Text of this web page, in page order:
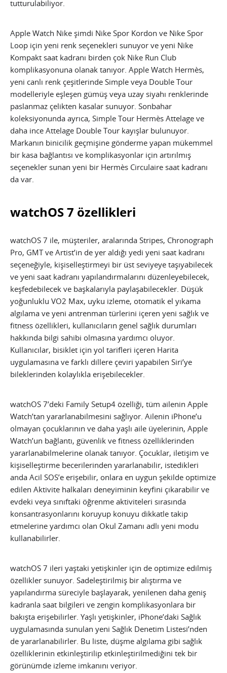
tutturulabiliyor.
Apple Watch Nike şimdi Nike Spor Kordon ve Nike Spor
Loop için yeni renk seçenekleri sunuyor ve yeni Nike
Kompakt saat kadranı birden çok Nike Run Club
komplikasyonuna olanak tanıyor. Apple Watch Hermès,
yeni canlı renk çeşitlerinde Simple veya Double Tour
modelleriyle eşleşen gümüş veya uzay siyahı renklerinde
paslanmaz çelikten kasalar sunuyor. Sonbahar
koleksiyonunda ayrıca, Simple Tour Hermès Attelage ve
daha ince Attelage Double Tour kayışlar bulunuyor.
Markanın binicilik geçmişine gönderme yapan mükemmel
bir kasa bağlantısı ve komplikasyonlar için artırılmış
seçenekler sunan yeni bir Hermès Circulaire saat kadranı
da var.
watchOS 7 özellikleri
watchOS 7 ile, müşteriler, aralarında Stripes, Chronograph
Pro, GMT ve Artist’in de yer aldığı yedi yeni saat kadranı
seçeneğiyle, kişiselleştirmeyi bir üst seviyeye taşıyabilecek
ve yeni saat kadranı yapılandırmalarını düzenleyebilecek,
keşfedebilecek ve başkalarıyla paylaşabilecekler. Düşük
yoğunluklu VO2 Max, uyku izleme, otomatik el yıkama
algılama ve yeni antrenman türlerini içeren yeni sağlık ve
fitness özellikleri, kullanıcıların genel sağlık durumları
hakkında bilgi sahibi olmasına yardımcı oluyor.
Kullanıcılar, bisiklet için yol tarifleri içeren Harita
uygulamasına ve farklı dillere çeviri yapabilen Siri’ye
bileklerinden kolaylıkla erişebilecekler.
watchOS 7’deki Family Setup4 özelliği, tüm ailenin Apple
Watch’tan yararlanabilmesini sağlıyor. Ailenin iPhone’u
olmayan çocuklarının ve daha yaşlı aile üyelerinin, Apple
Watch’un bağlantı, güvenlik ve fitness özelliklerinden
yararlanabilmelerine olanak tanıyor. Çocuklar, iletişim ve
kişiselleştirme becerilerinden yararlanabilir, istedikleri
anda Acil SOS’e erişebilir, onlara en uygun şekilde optimize
edilen Aktivite halkaları deneyiminin keyfini çıkarabilir ve
evdeki veya sınıftaki öğrenme aktiviteleri sırasında
konsantrasyonlarını koruyup konuyu dikkatle takip
etmelerine yardımcı olan Okul Zamanı adlı yeni modu
kullanabilirler.
watchOS 7 ileri yaştaki yetişkinler için de optimize edilmiş
özellikler sunuyor. Sadeleştirilmiş bir alıştırma ve
yapılandırma süreciyle başlayarak, yenilenen daha geniş
kadranla saat bilgileri ve zengin komplikasyonlara bir
bakışta erişebilirler. Yaşlı yetişkinler, iPhone’daki Sağlık
uygulamasında sunulan yeni Sağlık Denetim Listesi’nden
de yararlanabilirler. Bu liste, düşme algılama gibi sağlık
özelliklerinin etkinleştirilip etkinleştirilmediğini tek bir
görünümde izleme imkanını veriyor.